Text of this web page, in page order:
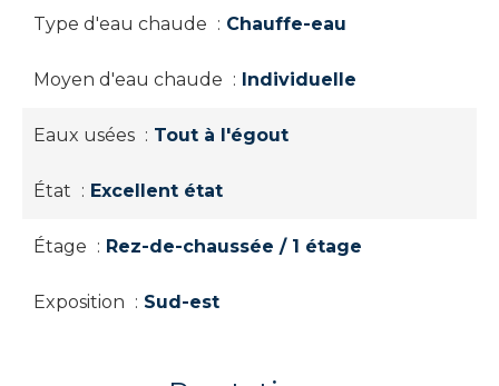
Type d'eau chaude Chauffe-eau
Moyen d'eau chaude Individuelle
Eaux usées Tout à l'égout
État Excellent état
Étage Rez-de-chaussée / 1 étage
Exposition Sud-est